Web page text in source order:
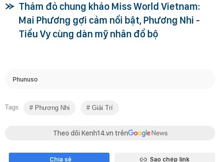
Thảm đỏ chung khảo Miss World Vietnam:
Mai Phương gợi cảm nổi bật, Phương Nhi -
Tiểu Vy cùng dàn mỹ nhân đổ bộ
Phunuso
Tags Phương Nhi Giải Trí
Theo dõi Kenh14.vn trên
Chia sẻ Sao chép link